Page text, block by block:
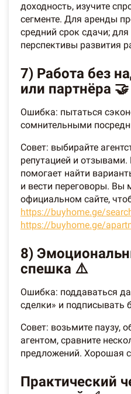
доходность, изучите
сегменте. Для аренды
средний срок сдачи;
перспективы развития
7) Работа без
или партнёра 🤝
Ошибка: пытаться
сомнительными
Совет: выбирайте
репутацией и
помогает найти
и вести переговоры. Вы
официальном сайте,
https://buyhome.ge/
https://buyhome.ge/
8)
спешка ⚠️
Ошибка: поддаваться
сделки» и подписывать
Совет: возьмите паузу,
агентом, сравните
предложений. Хорошая
Практический